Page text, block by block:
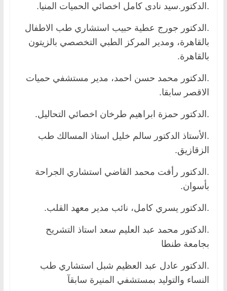
.الدكتور.سيد نادى كامل اخصائي الحميات المنيا.
.الدكتور جورج عطية حبيب استشاري طب الاطفال
بالقاهرة، ومدير المركز الطبي التخصصي بالزيتون
بالقاهرة.
.الدكتور محمد حسن احمد، مدير مستشفي حميات
الاقصر سابقا.
.الدكتور حمزة ابراهيم طرخان اخصائي التحاليل.
.الأستاذ الدكتور سالم خليل استاذ المسالك طب
الزقازيق.
.الدكتور رأفت محمد القاضي استشاري الجراحة
بأسوان.
.الدكتور يسري كامل، نائب مدير معهد القلب.
.الدكتور محمد عبد العليم سعد استاذ التشريح
بجامعة طنطا
.الدكتور عادل عبد العظيم شبل استشاري طب
النساء والتوليد بمستشفي المنيرة سابقآ